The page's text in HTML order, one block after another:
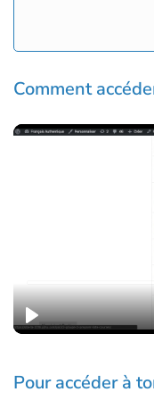
Comment
Pour accéder à